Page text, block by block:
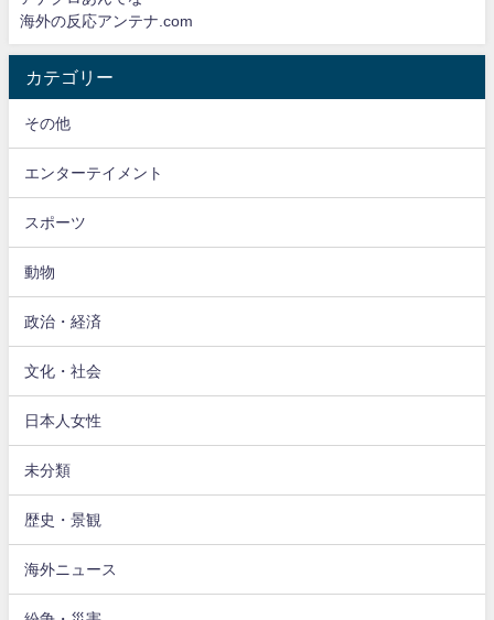
海外の反応アンテナ.com
カテゴリー
その他
エンターテイメント
スポーツ
動物
政治・経済
文化・社会
日本人女性
未分類
歴史・景観
海外ニュース